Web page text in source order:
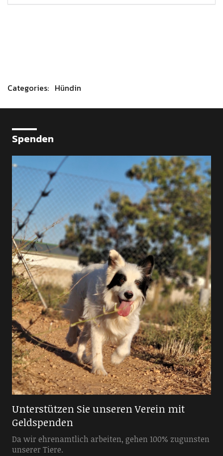
Categories: Hündin
Spenden
Unterstützen Sie unseren Verein mit
Geldspenden
Da wir ehrenamtlich arbeiten, gehen 100% zugunsten
unserer Tiere.